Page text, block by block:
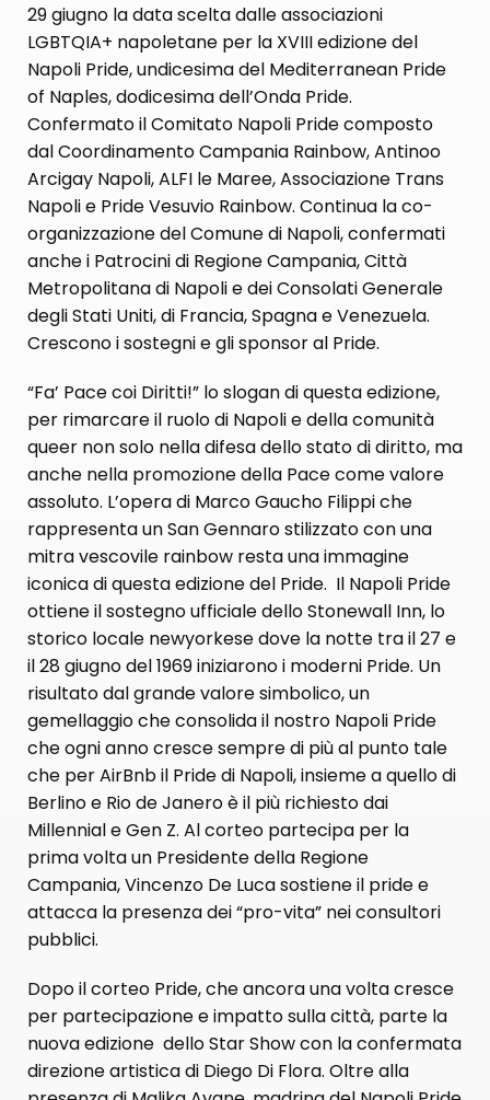
29 giugno la data scelta dalle associazioni
LGBTQIA+ napoletane per la XVIII edizione del
Napoli Pride, undicesima del Mediterranean Pride
of Naples, dodicesima dell’Onda Pride.
Confermato il Comitato Napoli Pride composto
dal Coordinamento Campania Rainbow, Antinoo
Arcigay Napoli, ALFI le Maree, Associazione Trans
Napoli e Pride Vesuvio Rainbow. Continua la co-
organizzazione del Comune di Napoli, confermati
anche i Patrocini di Regione Campania, Città
Metropolitana di Napoli e dei Consolati Generale
degli Stati Uniti, di Francia, Spagna e Venezuela.
Crescono i sostegni e gli sponsor al Pride.
“Fa’ Pace coi Diritti!” lo slogan di questa edizione,
per rimarcare il ruolo di Napoli e della comunità
queer non solo nella difesa dello stato di diritto, ma
anche nella promozione della Pace come valore
assoluto. L’opera di Marco Gaucho Filippi che
rappresenta un San Gennaro stilizzato con una
mitra vescovile rainbow resta una immagine
iconica di questa edizione del Pride. Il Napoli Pride
ottiene il sostegno ufficiale dello Stonewall Inn, lo
storico locale newyorkese dove la notte tra il 27 e
il 28 giugno del 1969 iniziarono i moderni Pride. Un
risultato dal grande valore simbolico, un
gemellaggio che consolida il nostro Napoli Pride
che ogni anno cresce sempre di più al punto tale
che per AirBnb il Pride di Napoli, insieme a quello di
Berlino e Rio de Janero è il più richiesto dai
Millennial e Gen Z. Al corteo partecipa per la
prima volta un Presidente della Regione
Campania, Vincenzo De Luca sostiene il pride e
attacca la presenza dei “pro-vita” nei consultori
pubblici.
Dopo il corteo Pride, che ancora una volta cresce
per partecipazione e impatto sulla città, parte la
nuova edizione dello Star Show con la confermata
direzione artistica di Diego Di Flora. Oltre alla